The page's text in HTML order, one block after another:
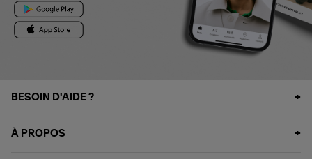
BESOIN D'AIDE ?
À PROPOS